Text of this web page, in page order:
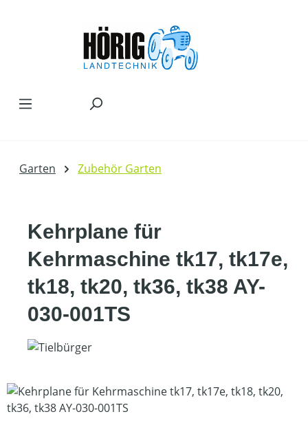
Garten Zubehör Garten
Kehrplane für
Kehrmaschine tk17, tk17e,
tk18, tk20, tk36, tk38 AY-
030-001TS
Bildergalerie überspringen